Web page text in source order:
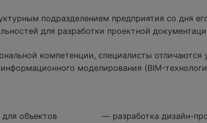
подразделением предприятия со дня
для разработки проектной
компетенции, специалисты
моделирования (BIM-
объектов
— разработка дизайн-